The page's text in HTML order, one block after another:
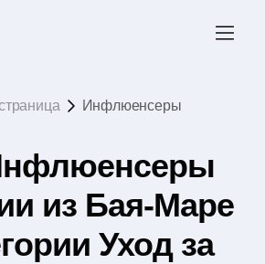
Инфлюенсеры
из Бая-Маре
Уход за